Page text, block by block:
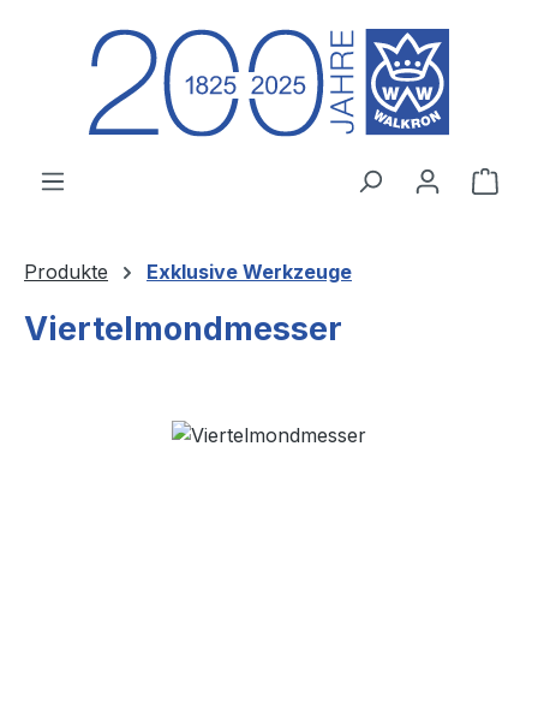
Zum Hauptinhalt springen
Produkte Exklusive Werkzeuge
Viertelmondmesser
Bildergalerie überspringen